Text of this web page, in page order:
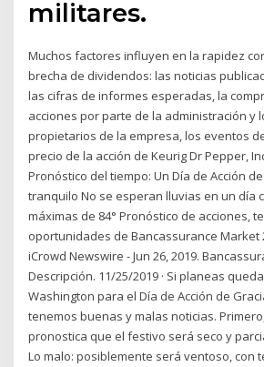
militares.
Muchos factores influyen en la rapidez
brecha de dividendos: las noticias
las cifras de informes esperadas, la
acciones por parte de la administración y
propietarios de la empresa, los eventos
precio de la acción de Keurig Dr Pepper,
Pronóstico del tiempo: Un Día de Acción
tranquilo No se esperan lluvias en un día
máximas de 84° Pronóstico de acciones,
oportunidades de Bancassurance Market
iCrowd Newswire - Jun 26, 2019.
Descripción. 11/25/2019 · Si planeas
Washington para el Día de Acción de
tenemos buenas y malas noticias.
pronostica que el festivo será seco y
Lo malo: posiblemente será ventoso, con